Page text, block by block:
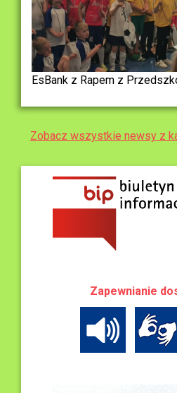
EsBank z Rapem z
Zobacz wszystkie newsy z
Zapewnianie